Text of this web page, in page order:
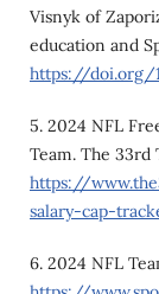
Visnyk of
education and
https://doi.org/
5. 2024 NFL
Team. The 33rd
https://
salary-cap-
6. 2024 NFL